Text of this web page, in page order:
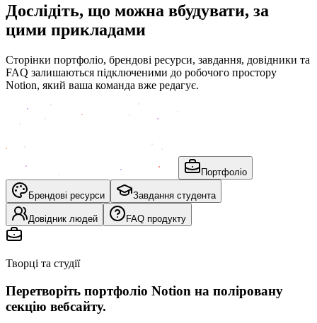
Дослідіть, що можна вбудувати, за
цими прикладами
Сторінки портфоліо, брендові ресурси, завдання, довідники та
FAQ залишаються підключеними до робочого простору
Notion, який ваша команда вже редагує.
Портфоліо
Брендові ресурси Завдання студента
Довідник людей FAQ продукту
Творці та студії
Перетворіть портфоліо Notion на поліровану
секцію вебсайту.